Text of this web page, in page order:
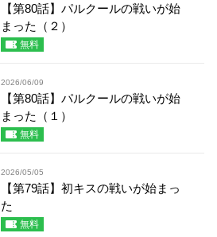
【第80話】パルクールの戦いが始
まった（２）
無料
2026/06/09
【第80話】パルクールの戦いが始
まった（１）
無料
2026/05/05
【第79話】初キスの戦いが始まっ
た
無料